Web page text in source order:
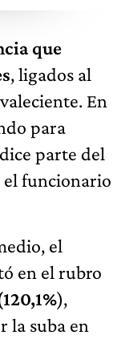
que
, ligados al
En
para
parte del
funcionario
el
en el rubro
),
la suba en